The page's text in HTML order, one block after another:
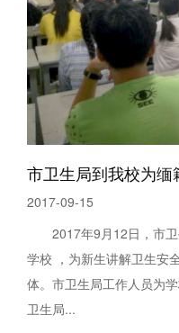
2017-09-15
2017年9月12日，市
学校 ，为新生讲解卫生安
体。市卫生局工作人员为
卫生局...